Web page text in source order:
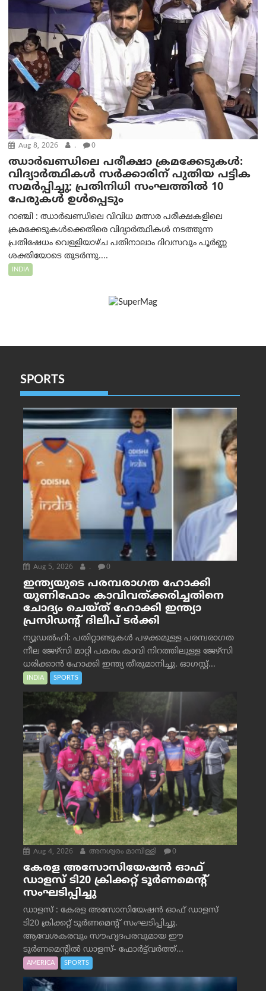
Aug 8, 2026 . 0
ഝാര്‍ഖണ്ഡിലെ പരീക്ഷാ ക്രമക്കേടുകള്‍:
വിദ്യാർത്ഥികൾ സർക്കാരിന് പുതിയ പട്ടിക
സമർപ്പിച്ചു; പ്രതിനിധി സംഘത്തിൽ 10
പേരുകൾ ഉൾപ്പെടും
റാഞ്ചി : ഝാർഖണ്ഡിലെ വിവിധ മത്സര പരീക്ഷകളിലെ
ക്രമക്കേടുകൾക്കെതിരെ വിദ്യാർത്ഥികൾ നടത്തുന്ന
പ്രതിഷേധം വെള്ളിയാഴ്ച പതിനാലാം ദിവസവും പൂർണ്ണ
ശക്തിയോടെ തുടർന്നു....
INDIA
SPORTS
Aug 5, 2026 . 0
ഇന്ത്യയുടെ പരമ്പരാഗത ഹോക്കി
യൂണിഫോം കാവിവത്ക്കരിച്ചതിനെ
ചോദ്യം ചെയ്ത് ഹോക്കി ഇന്ത്യാ
പ്രസിഡന്റ് ദിലീപ് ടര്‍ക്കി
ന്യൂഡൽഹി: പതിറ്റാണ്ടുകൾ പഴക്കമുള്ള പരമ്പരാഗത
നീല ജേഴ്‌സി മാറ്റി പകരം കാവി നിറത്തിലുള്ള ജേഴ്‌സി
ധരിക്കാൻ ഹോക്കി ഇന്ത്യ തീരുമാനിച്ചു. ഓഗസ്റ്റ്...
INDIA SPORTS
Aug 4, 2026 അനശ്വരം മാമ്പിള്ളി 0
കേരള അസോസിയേഷൻ ഓഫ്
ഡാളസ് ടി20 ക്രിക്കറ്റ് ടൂർണമെന്റ്
സംഘടിപ്പിച്ചു
ഡാളസ് : കേരള അസോസിയേഷൻ ഓഫ് ഡാളസ്
ടി20 ക്രിക്കറ്റ് ടൂർണമെന്റ് സംഘടിപ്പിച്ചു.
ആവേശകരവും സൗഹൃദപരവുമായ ഈ
ടൂർണമെന്റിൽ ഡാളസ്- ഫോർട്ട്‌വര്‍ത്ത്...
AMERICA SPORTS